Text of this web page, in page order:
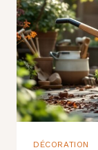
DÉCORATION